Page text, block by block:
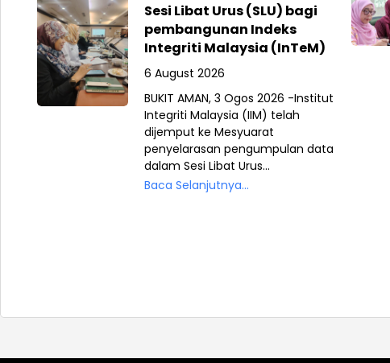
Sesi Libat Urus (SLU) bagi
pembangunan Indeks
Integriti Malaysia (InTeM)
6 August 2026
BUKIT AMAN, 3 Ogos 2026 -Institut
Integriti Malaysia (IIM) telah
dijemput ke Mesyuarat
penyelarasan pengumpulan data
dalam Sesi Libat Urus...
Baca Selanjutnya...